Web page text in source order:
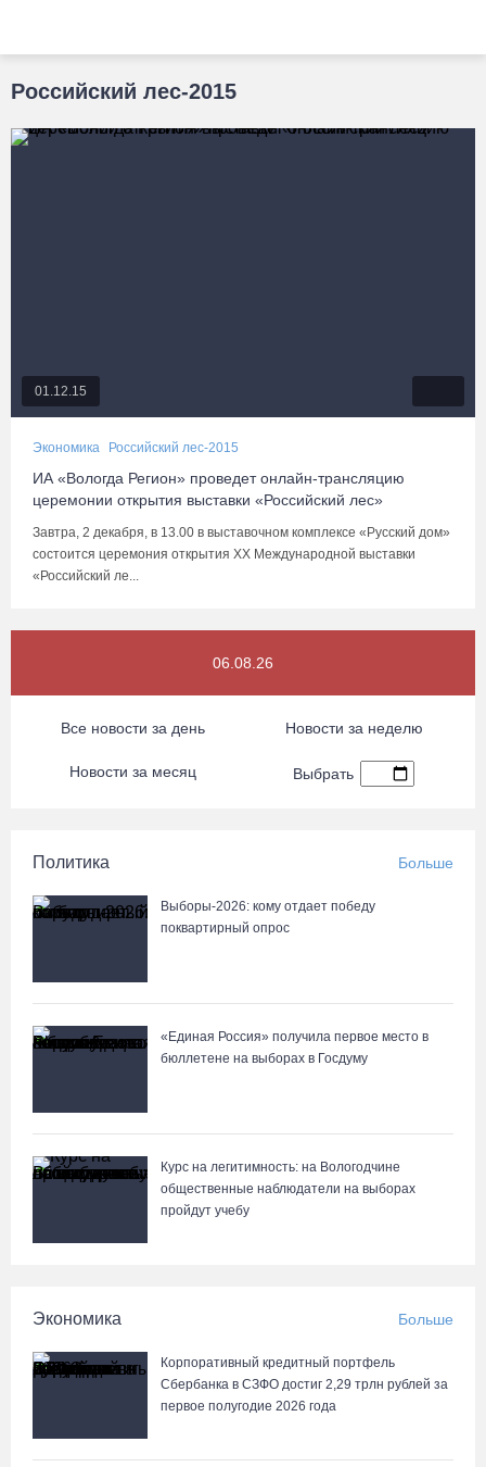
Российский лес-2015
01.12.15
Экономика Российский лес-2015
ИА «Вологда Регион» проведет онлайн-трансляцию
церемонии открытия выставки «Российский лес»
Завтра, 2 декабря, в 13.00 в выставочном комплексе «Русский дом»
состоится церемония открытия XX Международной выставки
«Российский ле...
06.08.26
Все новости за день Новости за неделю
Новости за месяц Выбрать
Политика Больше
Выборы-2026: кому отдает победу
поквартирный опрос
«Единая Россия» получила первое место в
бюллетене на выборах в Госдуму
Курс на легитимность: на Вологодчине
общественные наблюдатели на выборах
пройдут учебу
Экономика Больше
Корпоративный кредитный портфель
Сбербанка в СЗФО достиг 2,29 трлн рублей за
первое полугодие 2026 года